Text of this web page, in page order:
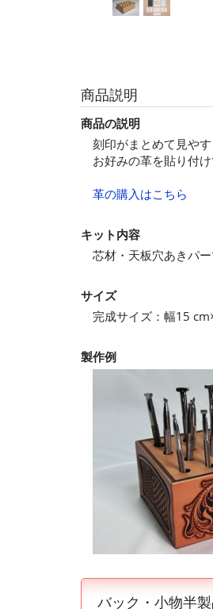
商品説明
商品の説明
刻印がまとめて見や
お好みの革を貼り付
革の購入はこちら
キット内容
芯材・天板穴あきパ
サイズ
完成サイズ：幅15
製作例
バック・小物半